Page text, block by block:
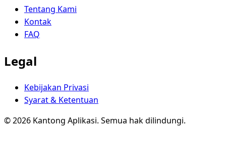
Tentang Kami
Kontak
FAQ
Legal
Kebijakan Privasi
Syarat & Ketentuan
© 2026 Kantong Aplikasi. Semua hak dilindungi.